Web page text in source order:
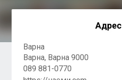
Адрес
Варна
Варна, Варна 9000
089 881-0770